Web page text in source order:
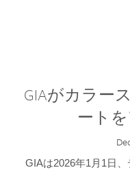
GIAがカラー
ート
GIAは2026年1月1日